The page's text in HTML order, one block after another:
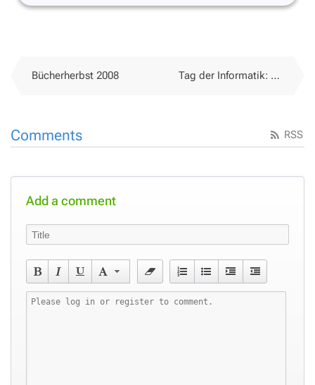
Bücherherbst 2008 Tag der Informatik: 29.08.2008
RSS
Comments
Add a comment